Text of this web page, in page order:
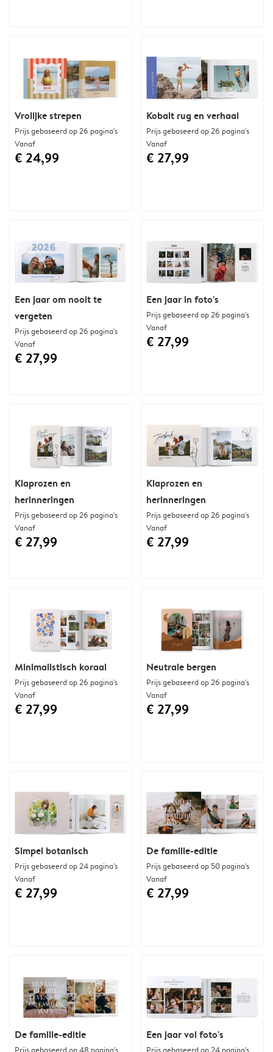
Een jaar in foto's
Prijs gebaseerd op 26 pagina's
Vanaf
€ 27,99
Een jaar om nooit te
vergeten
Prijs gebaseerd op 26 pagina's
Vanaf
€ 27,99
Vrolijke strepen
Prijs gebaseerd op 26 pagina's
Vanaf
€ 24,99
Klaprozen en
herinneringen
Prijs gebaseerd op 26 pagina's
Vanaf
€ 27,99
De familie-editie
Prijs gebaseerd op 50 pagina's
Vanaf
€ 27,99
De familie-editie
Prijs gebaseerd op 48 pagina's
Minimalistisch koraal
Prijs gebaseerd op 26 pagina's
Vanaf
€ 27,99
Klaprozen en
herinneringen
Prijs gebaseerd op 26 pagina's
Vanaf
€ 27,99
Kobalt rug en verhaal
Prijs gebaseerd op 26 pagina's
Vanaf
€ 27,99
Neutrale bergen
Prijs gebaseerd op 26 pagina's
Vanaf
€ 27,99
Simpel botanisch
Prijs gebaseerd op 24 pagina's
Vanaf
€ 27,99
Een jaar vol foto's
Prijs gebaseerd op 24 pagina's